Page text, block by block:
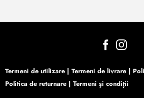
Termeni de utilizare | Termeni de livrare |
Politica de returnare | Termeni și condiții